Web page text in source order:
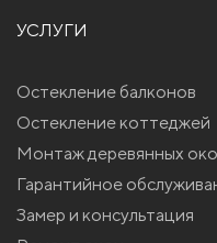
УСЛУГИ
Остекление балконов
Остекление коттеджей
Монтаж деревянных
Гарантийное
Замер и консультация